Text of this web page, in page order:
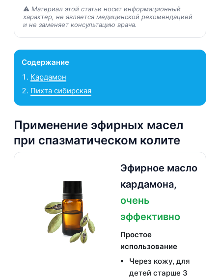
⚠️ Материал этой статьи носит информационный
характер, не является медицинской рекомендацией
и не заменяет консультацию врача.
Содержание
Кардамон
Пихта сибирская
Применение эфирных масел
при спазматическом колите
Эфирное масло
кардамона,
очень
эффективно
Простое
использование
Через кожу, для
детей старше 3